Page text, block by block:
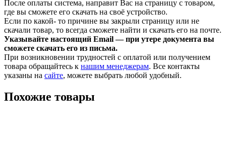
После оплаты система, направит Вас на страницу с товаром,
где вы сможете его скачать на своё устройство.
Если по какой- то причине вы закрыли страницу или не
скачали товар, то всегда сможете найти и скачать его на почте.
Указывайте настоящий Email — при утере документа вы
сможете скачать его из письма.
При возникновении трудностей с оплатой или получением
товара обращайтесь к нашим менеджерам. Все контакты
указаны на сайте, можете выбрать любой удобный.
Похожие товары